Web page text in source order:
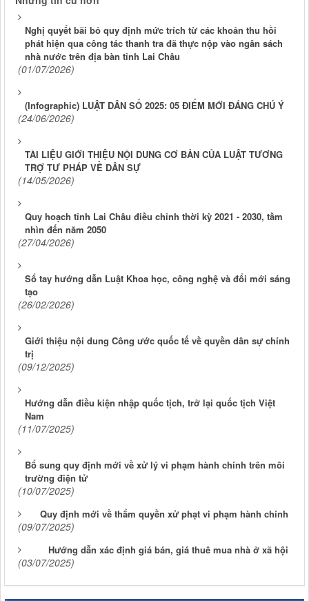
Nghị quyết bãi bỏ quy định mức trích từ các khoản thu hồi
phát hiện qua công tác thanh tra đã thực nộp vào ngân sách
nhà nước trên địa bàn tỉnh Lai Châu
(01/07/2026)
(Infographic) LUẬT DÂN SỐ 2025: 05 ĐIỂM MỚI ĐÁNG CHÚ Ý
(24/06/2026)
TÀI LIỆU GIỚI THIỆU NỘI DUNG CƠ BẢN CỦA LUẬT TƯƠNG
TRỢ TƯ PHÁP VỀ DÂN SỰ
(14/05/2026)
Quy hoạch tỉnh Lai Châu điều chỉnh thời kỳ 2021 - 2030, tầm
nhìn đến năm 2050
(27/04/2026)
Sổ tay hướng dẫn Luật Khoa học, công nghệ và đổi mới sáng
tạo
(26/02/2026)
Giới thiệu nội dung Công ước quốc tế về quyền dân sự chính
trị
(09/12/2025)
Hướng dẫn điều kiện nhập quốc tịch, trở lại quốc tịch Việt
Nam
(11/07/2025)
Bổ sung quy định mới về xử lý vi phạm hành chính trên môi
trường điện tử
(10/07/2025)
Quy định mới về thẩm quyền xử phạt vi phạm hành chính
(09/07/2025)
Hướng dẫn xác định giá bán, giá thuê mua nhà ở xã hội
(03/07/2025)